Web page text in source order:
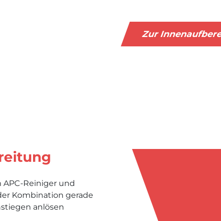
Zur
Reiniger und
Kombination gerade
anlösen